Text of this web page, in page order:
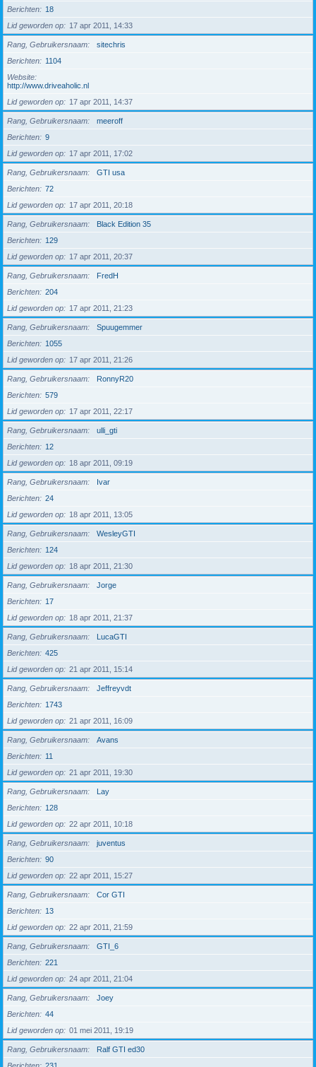
Berichten
18
Lid geworden op
17 apr 2011, 14:33
Rang, Gebruikersnaam
sitechris
Berichten
1104
Website
http://www.driveaholic.nl
Lid geworden op
17 apr 2011, 14:37
Rang, Gebruikersnaam
meeroff
Berichten
9
Lid geworden op
17 apr 2011, 17:02
Rang, Gebruikersnaam
GTI usa
Berichten
72
Lid geworden op
17 apr 2011, 20:18
Rang, Gebruikersnaam
Black Edition 35
Berichten
129
Lid geworden op
17 apr 2011, 20:37
Rang, Gebruikersnaam
FredH
Berichten
204
Lid geworden op
17 apr 2011, 21:23
Rang, Gebruikersnaam
Spuugemmer
Berichten
1055
Lid geworden op
17 apr 2011, 21:26
Rang, Gebruikersnaam
RonnyR20
Berichten
579
Lid geworden op
17 apr 2011, 22:17
Rang, Gebruikersnaam
ulli_gti
Berichten
12
Lid geworden op
18 apr 2011, 09:19
Rang, Gebruikersnaam
Ivar
Berichten
24
Lid geworden op
18 apr 2011, 13:05
Rang, Gebruikersnaam
WesleyGTI
Berichten
124
Lid geworden op
18 apr 2011, 21:30
Rang, Gebruikersnaam
Jorge
Berichten
17
Lid geworden op
18 apr 2011, 21:37
Rang, Gebruikersnaam
LucaGTI
Berichten
425
Lid geworden op
21 apr 2011, 15:14
Rang, Gebruikersnaam
Jeffreyvdt
Berichten
1743
Lid geworden op
21 apr 2011, 16:09
Rang, Gebruikersnaam
Avans
Berichten
11
Lid geworden op
21 apr 2011, 19:30
Rang, Gebruikersnaam
Lay
Berichten
128
Lid geworden op
22 apr 2011, 10:18
Rang, Gebruikersnaam
juventus
Berichten
90
Lid geworden op
22 apr 2011, 15:27
Rang, Gebruikersnaam
Cor GTI
Berichten
13
Lid geworden op
22 apr 2011, 21:59
Rang, Gebruikersnaam
GTI_6
Berichten
221
Lid geworden op
24 apr 2011, 21:04
Rang, Gebruikersnaam
Joey
Berichten
44
Lid geworden op
01 mei 2011, 19:19
Rang, Gebruikersnaam
Ralf GTI ed30